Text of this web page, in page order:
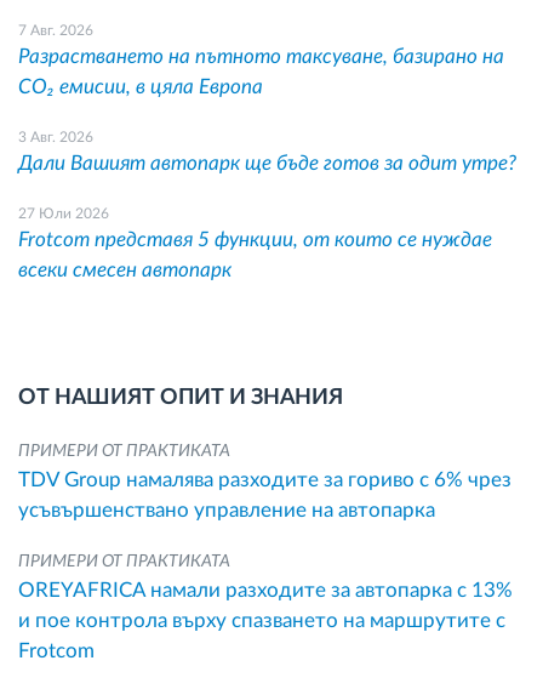
7 Авг. 2026
Разрастването на пътното таксуване, базирано на
CO₂ емисии, в цяла Европа
3 Авг. 2026
Дали Вашият автопарк ще бъде готов за одит утре?
27 Юли 2026
Frotcom представя 5 функции, от които се нуждае
всеки смесен автопарк
ОТ НАШИЯТ ОПИТ И ЗНАНИЯ
ПРИМЕРИ ОТ ПРАКТИКАТА
TDV Group намалява разходите за гориво с 6% чрез
усъвършенствано управление на автопарка
ПРИМЕРИ ОТ ПРАКТИКАТА
OREYAFRICA намали разходите за автопарка с 13%
и пое контрола върху спазването на маршрутите с
Frotcom